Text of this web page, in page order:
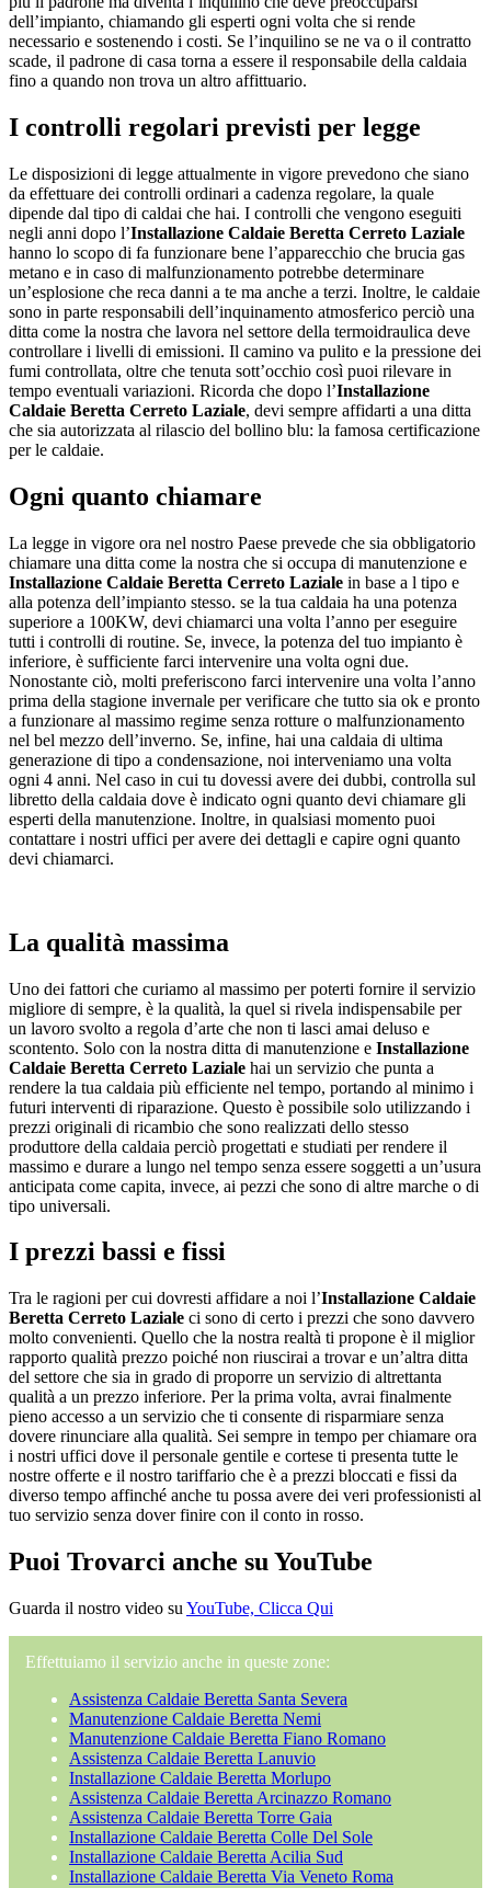
dell’impianto, chiamando gli esperti ogni volta che si rende
necessario e sostenendo i costi. Se l’inquilino se ne va o il contratto
scade, il padrone di casa torna a essere il responsabile della caldaia
fino a quando non trova un altro affittuario.
I controlli regolari previsti per legge
Le disposizioni di legge attualmente in vigore prevedono che siano
da effettuare dei controlli ordinari a cadenza regolare, la quale
dipende dal tipo di caldai che hai. I controlli che vengono eseguiti
negli anni dopo l’Installazione Caldaie Beretta Cerreto Laziale
hanno lo scopo di fa funzionare bene l’apparecchio che brucia gas
metano e in caso di malfunzionamento potrebbe determinare
un’esplosione che reca danni a te ma anche a terzi. Inoltre, le caldaie
sono in parte responsabili dell’inquinamento atmosferico perciò una
ditta come la nostra che lavora nel settore della termoidraulica deve
controllare i livelli di emissioni. Il camino va pulito e la pressione dei
fumi controllata, oltre che tenuta sott’occhio così puoi rilevare in
tempo eventuali variazioni. Ricorda che dopo l’Installazione
Caldaie Beretta Cerreto Laziale, devi sempre affidarti a una ditta
che sia autorizzata al rilascio del bollino blu: la famosa certificazione
per le caldaie.
Ogni quanto chiamare
La legge in vigore ora nel nostro Paese prevede che sia obbligatorio
chiamare una ditta come la nostra che si occupa di manutenzione e
Installazione Caldaie Beretta Cerreto Laziale in base a l tipo e
alla potenza dell’impianto stesso. se la tua caldaia ha una potenza
superiore a 100KW, devi chiamarci una volta l’anno per eseguire
tutti i controlli di routine. Se, invece, la potenza del tuo impianto è
inferiore, è sufficiente farci intervenire una volta ogni due.
Nonostante ciò, molti preferiscono farci intervenire una volta l’anno
prima della stagione invernale per verificare che tutto sia ok e pronto
a funzionare al massimo regime senza rotture o malfunzionamento
nel bel mezzo dell’inverno. Se, infine, hai una caldaia di ultima
generazione di tipo a condensazione, noi interveniamo una volta
ogni 4 anni. Nel caso in cui tu dovessi avere dei dubbi, controlla sul
libretto della caldaia dove è indicato ogni quanto devi chiamare gli
esperti della manutenzione. Inoltre, in qualsiasi momento puoi
contattare i nostri uffici per avere dei dettagli e capire ogni quanto
devi chiamarci.
La qualità massima
Uno dei fattori che curiamo al massimo per poterti fornire il servizio
migliore di sempre, è la qualità, la quel si rivela indispensabile per
un lavoro svolto a regola d’arte che non ti lasci amai deluso e
scontento. Solo con la nostra ditta di manutenzione e Installazione
Caldaie Beretta Cerreto Laziale hai un servizio che punta a
rendere la tua caldaia più efficiente nel tempo, portando al minimo i
futuri interventi di riparazione. Questo è possibile solo utilizzando i
prezzi originali di ricambio che sono realizzati dello stesso
produttore della caldaia perciò progettati e studiati per rendere il
massimo e durare a lungo nel tempo senza essere soggetti a un’usura
anticipata come capita, invece, ai pezzi che sono di altre marche o di
tipo universali.
I prezzi bassi e fissi
Tra le ragioni per cui dovresti affidare a noi l’Installazione Caldaie
Beretta Cerreto Laziale ci sono di certo i prezzi che sono davvero
molto convenienti. Quello che la nostra realtà ti propone è il miglior
rapporto qualità prezzo poiché non riuscirai a trovar e un’altra ditta
del settore che sia in grado di proporre un servizio di altrettanta
qualità a un prezzo inferiore. Per la prima volta, avrai finalmente
pieno accesso a un servizio che ti consente di risparmiare senza
dovere rinunciare alla qualità. Sei sempre in tempo per chiamare ora
i nostri uffici dove il personale gentile e cortese ti presenta tutte le
nostre offerte e il nostro tariffario che è a prezzi bloccati e fissi da
diverso tempo affinché anche tu possa avere dei veri professionisti al
tuo servizio senza dover finire con il conto in rosso.
Puoi Trovarci anche su YouTube
Guarda il nostro video su YouTube, Clicca Qui
Effettuiamo il servizio anche in queste zone:
Assistenza Caldaie Beretta Santa Severa
Manutenzione Caldaie Beretta Nemi
Manutenzione Caldaie Beretta Fiano Romano
Assistenza Caldaie Beretta Lanuvio
Installazione Caldaie Beretta Morlupo
Assistenza Caldaie Beretta Arcinazzo Romano
Assistenza Caldaie Beretta Torre Gaia
Installazione Caldaie Beretta Colle Del Sole
Installazione Caldaie Beretta Acilia Sud
Installazione Caldaie Beretta Via Veneto Roma